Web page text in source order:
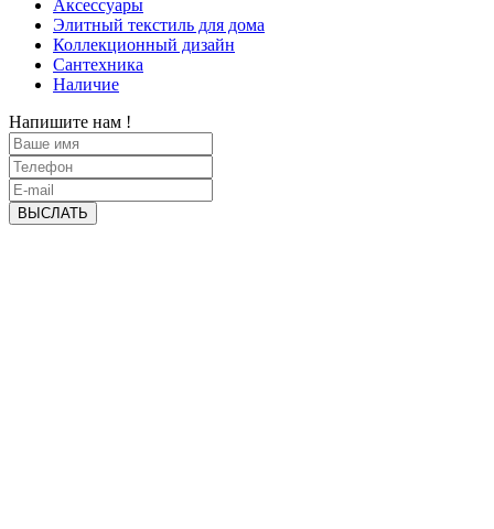
Аксессуары
Элитный текстиль для дома
Коллекционный дизайн
Сантехника
Наличие
Напишите нам !
ВЫСЛАТЬ